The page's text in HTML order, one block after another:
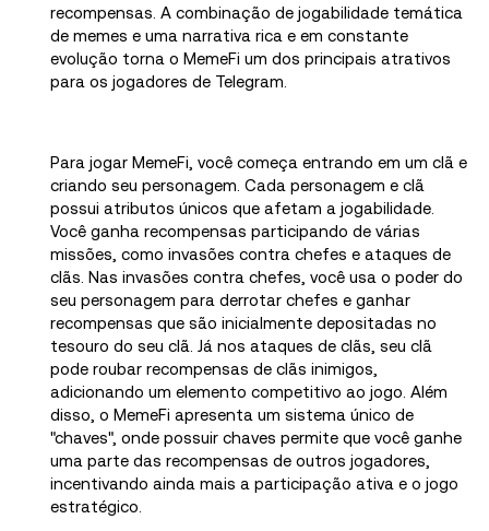
recompensas. A combinação de jogabilidade temática
de memes e uma narrativa rica e em constante
evolução torna o MemeFi um dos principais atrativos
para os jogadores de Telegram.
Para jogar MemeFi, você começa entrando em um clã e
criando seu personagem. Cada personagem e clã
possui atributos únicos que afetam a jogabilidade.
Você ganha recompensas participando de várias
missões, como invasões contra chefes e ataques de
clãs. Nas invasões contra chefes, você usa o poder do
seu personagem para derrotar chefes e ganhar
recompensas que são inicialmente depositadas no
tesouro do seu clã. Já nos ataques de clãs, seu clã
pode roubar recompensas de clãs inimigos,
adicionando um elemento competitivo ao jogo. Além
disso, o MemeFi apresenta um sistema único de
"chaves", onde possuir chaves permite que você ganhe
uma parte das recompensas de outros jogadores,
incentivando ainda mais a participação ativa e o jogo
estratégico.